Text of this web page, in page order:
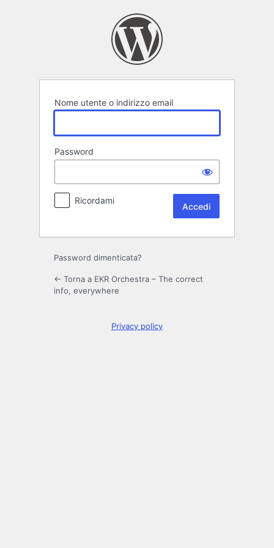
Nome utente o indirizzo email
Password
Ricordami
Password dimenticata?
← Torna a EKR Orchestra – The correct
info, everywhere
Privacy policy